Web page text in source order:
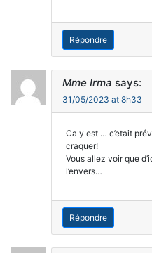
Répondre
Mme Irma says:
31/05/2023 at 8h33
Ca y est … c’etait
craquer!
Vous allez voir que
l’envers…
Répondre